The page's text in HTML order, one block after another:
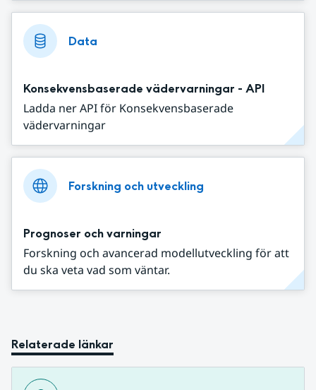
Data
Konsekvensbaserade vädervarningar - API
Ladda ner API för Konsekvensbaserade
vädervarningar
Forskning och utveckling
Prognoser och varningar
Forskning och avancerad modellutveckling för att
du ska veta vad som väntar.
Relaterade länkar